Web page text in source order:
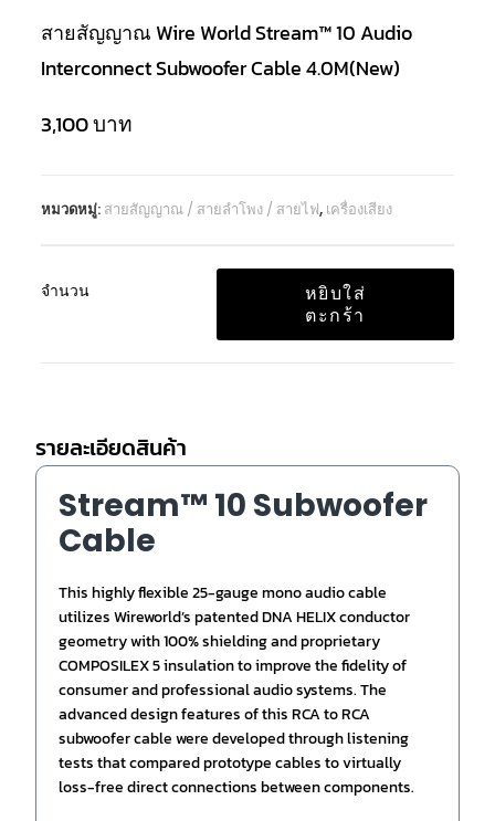
สายสัญญาณ Wire World Stream™ 10 Audio
Interconnect Subwoofer Cable 4.0M(New)
3,100บาท
หมวดหมู่: สายสัญญาณ / สายลำโพง / สายไฟ, เครื่องเสียง
จำนวน
หยิบใส่
ตะกร้า
รายละเอียดสินค้า
Stream™ 10 Subwoofer
Cable
This highly flexible 25-gauge mono audio cable
utilizes Wireworld’s patented DNA HELIX conductor
geometry with 100% shielding and proprietary
COMPOSILEX 5 insulation to improve the fidelity of
consumer and professional audio systems. The
advanced design features of this RCA to RCA
subwoofer cable were developed through listening
tests that compared prototype cables to virtually
loss-free direct connections between components.